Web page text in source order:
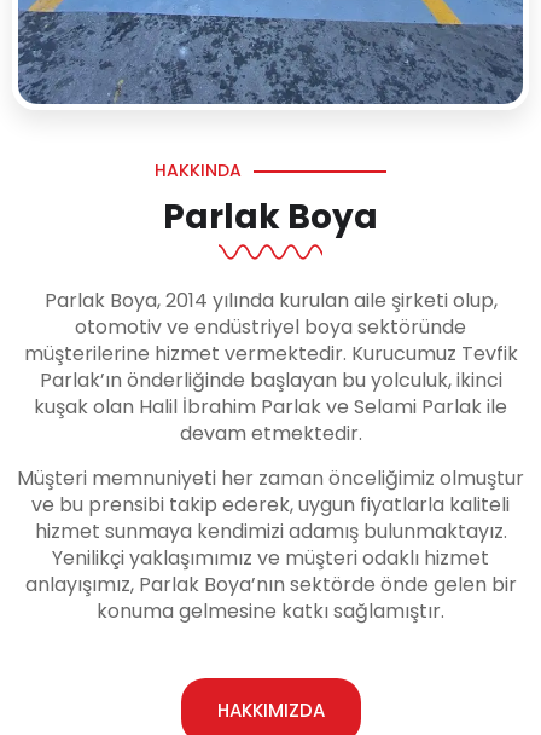
HAKKINDA
Parlak Boya
Parlak Boya, 2014 yılında kurulan aile şirketi olup,
otomotiv ve endüstriyel boya sektöründe
müşterilerine hizmet vermektedir. Kurucumuz Tevfik
Parlak’ın önderliğinde başlayan bu yolculuk, ikinci
kuşak olan Halil İbrahim Parlak ve Selami Parlak ile
devam etmektedir.
Müşteri memnuniyeti her zaman önceliğimiz olmuştur
ve bu prensibi takip ederek, uygun fiyatlarla kaliteli
hizmet sunmaya kendimizi adamış bulunmaktayız.
Yenilikçi yaklaşımımız ve müşteri odaklı hizmet
anlayışımız, Parlak Boya’nın sektörde önde gelen bir
konuma gelmesine katkı sağlamıştır.
HAKKIMIZDA